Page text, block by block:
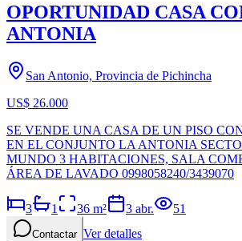
OPORTUNIDAD CASA
ANTONIA
San Antonio, Provincia de Pichincha
US$ 26.000
SE VENDE UNA CASA DE UN PISO
EN EL CONJUNTO LA ANTONIA
MUNDO 3 HABITACIONES, SALA
ÁREA DE LAVADO 0998058240/3439070
3 1 36 m² 3 abr. 51
Contactar Ver detalles